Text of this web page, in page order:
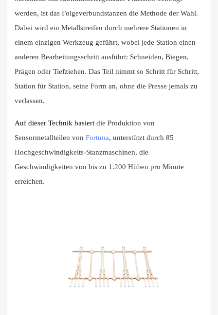
werden, ist das Folgeverbundstanzen die Methode der Wahl.
Dabei wird ein Metallstreifen durch mehrere Stationen in
einem einzigen Werkzeug geführt, wobei jede Station einen
anderen Bearbeitungsschritt ausführt: Schneiden, Biegen,
Prägen oder Tiefziehen. Das Teil nimmt so Schritt für Schritt,
Station für Station, seine Form an, ohne die Presse jemals zu
verlassen.
Auf dieser Technik basiert die Produktion von
Sensormetallteilen von Fortuna, unterstützt durch 85
Hochgeschwindigkeits-Stanzmaschinen, die
Geschwindigkeiten von bis zu 1.200 Hüben pro Minute
erreichen.